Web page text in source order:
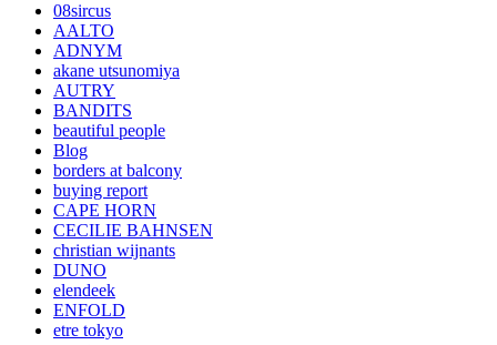
08sircus
AALTO
ADNYM
akane utsunomiya
AUTRY
BANDITS
beautiful people
Blog
borders at balcony
buying report
CAPE HORN
CECILIE BAHNSEN
christian wijnants
DUNO
elendeek
ENFOLD
etre tokyo